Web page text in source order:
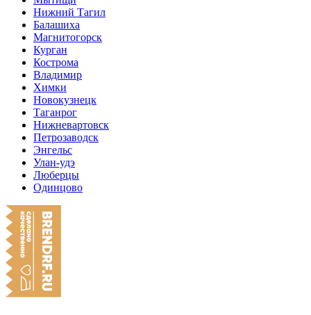
Нижний Тагил
Балашиха
Магнитогорск
Курган
Кострома
Владимир
Химки
Новокузнецк
Таганрог
Нижневартовск
Петрозаводск
Энгельс
Улан-удэ
Люберцы
Одинцово